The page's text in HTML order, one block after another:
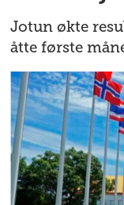
Jotun økte
åtte første